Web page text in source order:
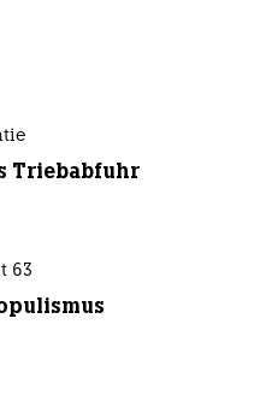
Triebabfuhr
63